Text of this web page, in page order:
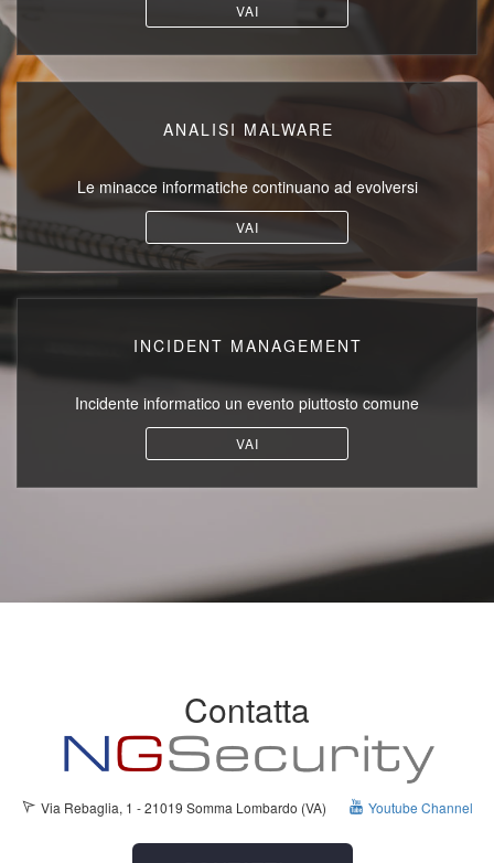
VAI
ANALISI MALWARE
Le minacce informatichecontinuano ad evolversi
VAI
INCIDENT MANAGEMENT
Incidente informatico un evento piuttosto comune
VAI
Contatta
Via Rebaglia, 1 - 21019 Somma Lombardo (VA) Youtube Channel